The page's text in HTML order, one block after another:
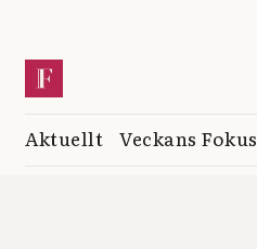
Aktuellt Veckans Fokus